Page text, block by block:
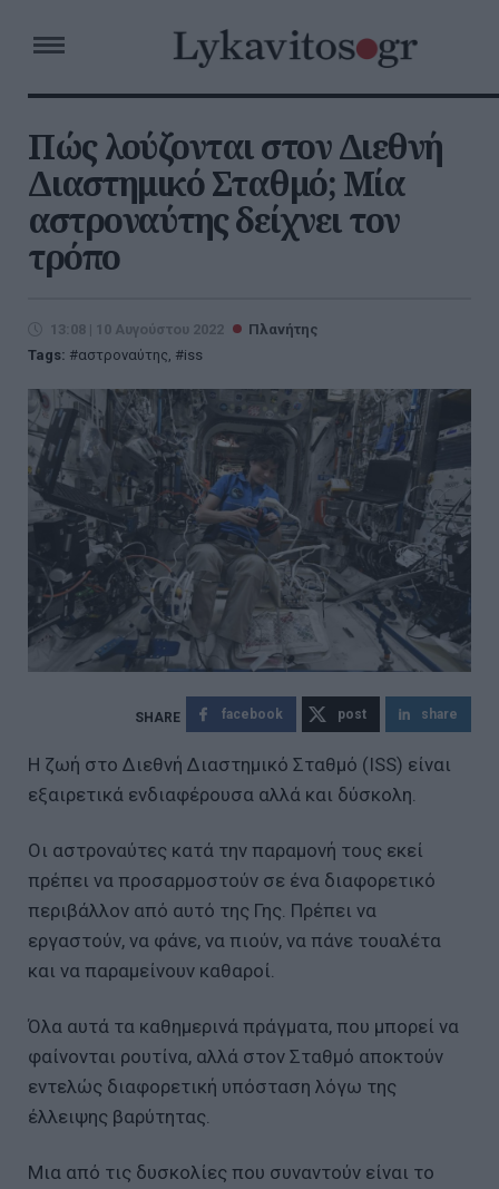
Πώς λούζονται στον Διεθνή
Διαστημικό Σταθμό; Μία
αστροναύτης δείχνει τον
τρόπο
13:08 | 10 Αυγούστου 2022
Πλανήτης
Tags:
αστροναύτης, iss
facebook post share
Η ζωή στο Διεθνή Διαστημικό Σταθμό (ISS) είναι
εξαιρετικά ενδιαφέρουσα αλλά και δύσκολη.
Οι αστροναύτες κατά την παραμονή τους εκεί
πρέπει να προσαρμοστούν σε ένα διαφορετικό
περιβάλλον από αυτό της Γης. Πρέπει να
εργαστούν, να φάνε, να πιούν, να πάνε τουαλέτα
και να παραμείνουν καθαροί.
Όλα αυτά τα καθημερινά πράγματα, που μπορεί να
φαίνονται ρουτίνα, αλλά στον Σταθμό αποκτούν
εντελώς διαφορετική υπόσταση λόγω της
έλλειψης βαρύτητας.
Μια από τις δυσκολίες που συναντούν είναι το